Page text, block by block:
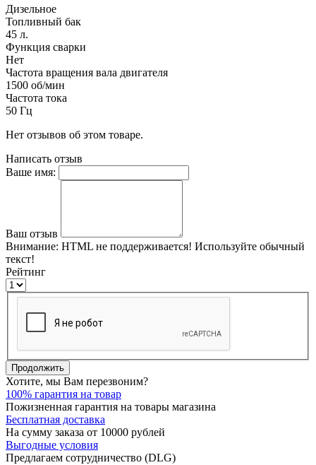
Дизельное
Топливный бак
45 л.
Функция сварки
Нет
Частота вращения вала двигателя
1500 об/мин
Частота тока
50 Гц
Нет отзывов об этом товаре.
Написать отзыв
Ваше имя:
Ваш отзыв
Внимание: HTML не поддерживается! Используйте обычный
текст!
Рейтинг
Продолжить
Хотите, мы Вам перезвоним?
100% гарантия на товар
Пожизненная гарантия на товары магазина
Бесплатная доставка
На сумму заказа от 10000 рублей
Выгодные условия
Предлагаем сотрудничество (DLG)